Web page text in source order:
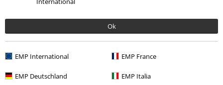
Ok
EMP International EMP France
EMP Deutschland EMP Italia
Rád bych si koupil Harley znova.
Vypadající a pěkné vzhledové boty. Velmi lákavé ke koupi.